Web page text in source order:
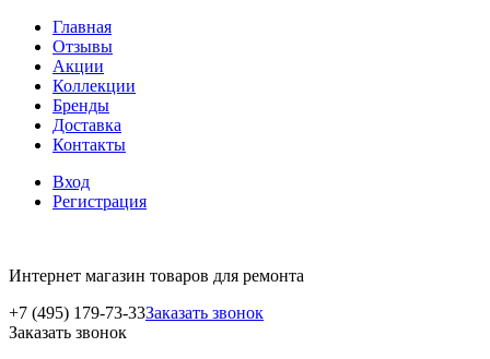
Главная
Отзывы
Акции
Коллекции
Бренды
Доставка
Контакты
Вход
Регистрация
Интернет магазин товаров для ремонта
+7 (495) 179-73-33Заказать звонок
Заказать звонок